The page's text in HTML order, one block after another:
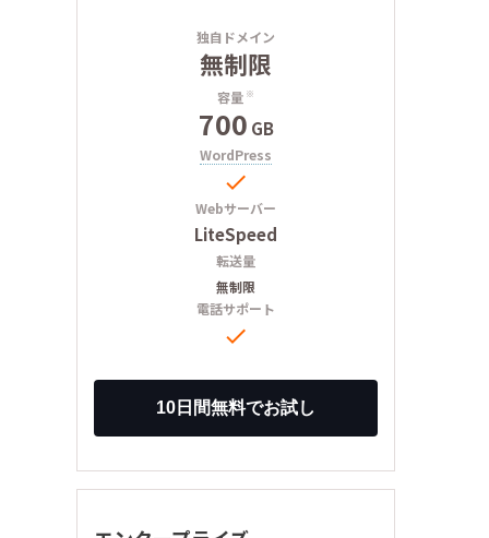
独自ドメイン
無制限
容量 ※
700 GB
WordPress

Webサーバー
LiteSpeed
転送量
無制限
電話サポート
